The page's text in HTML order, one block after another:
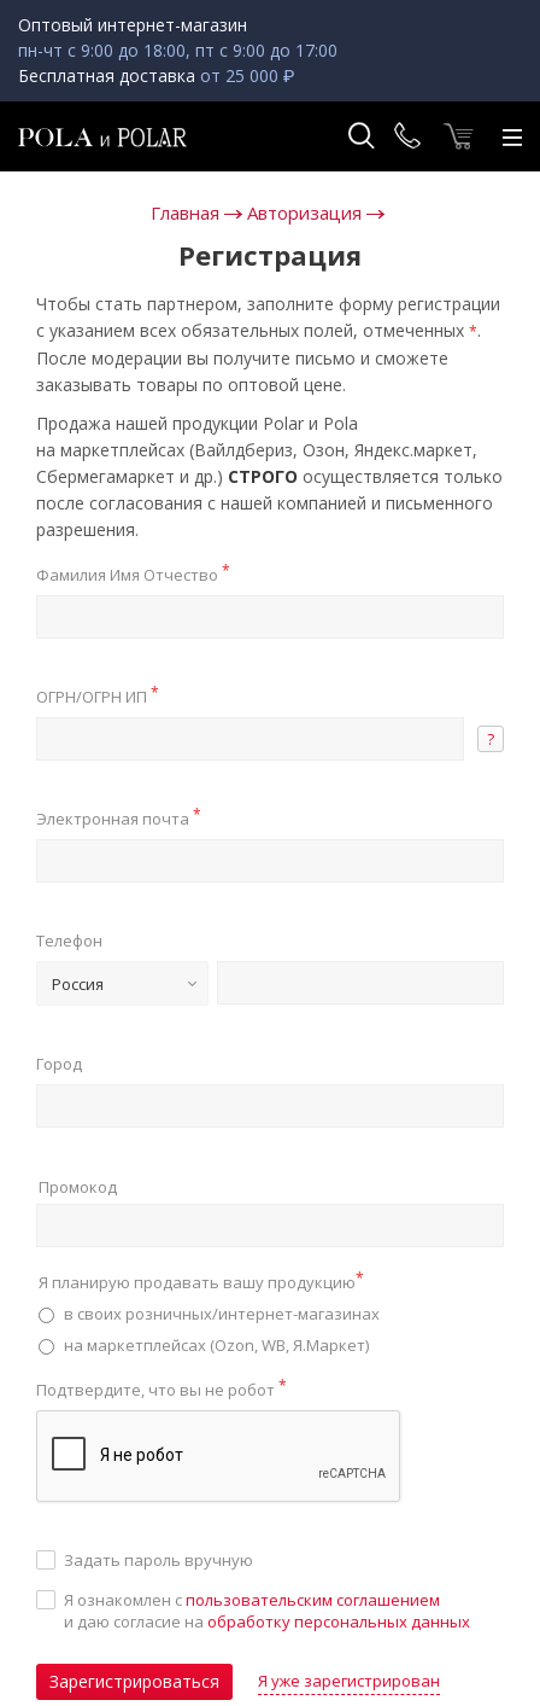
Оптовый интернет-магазин
пн-чт с 9:00 до 18:00, пт с 9:00 до 17:00
Бесплатная доставка от 25 000 ₽
Главная Авторизация
Регистрация
Чтобы стать партнером, заполните форму регистрации
с указанием всех обязательных полей, отмеченных *.
После модерации вы получите письмо и сможете
заказывать товары по оптовой цене.
Продажа нашей продукции Polar и Pola
на маркетплейсах (Вайлдбериз, Озон, Яндекс.маркет,
Сбермегамаркет и др.) СТРОГО осуществляется только
после согласования с нашей компанией и письменного
разрешения.
Фамилия Имя Отчество *
ОГРН/ОГРН ИП *
?
Электронная почта *
Телефон
Россия
Город
Промокод
Я планирую продавать вашу продукцию*
в своих розничных/интернет-магазинах
на маркетплейсах (Ozon, WB, Я.Маркет)
Подтвердите, что вы не робот*
Задать пароль вручную
Я ознакомлен спользовательским соглашением
и даю согласие на обработку персональных данных
Зарегистрироваться Я уже зарегистрирован